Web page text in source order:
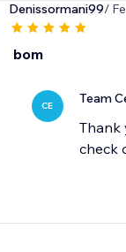
Denissormani99/
bom
CE Team
Thank
check